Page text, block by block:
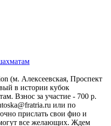
(м. Алексеевская, Проспект
в истории кубок
Взнос за участие - 700 р.
или по
прислать свои фио и
все желающих. Ждем